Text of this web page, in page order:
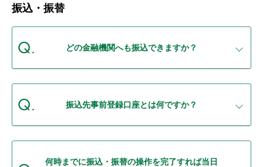
JAネットバンクトップ
セキュリティ
振込・振替
どの金融機関へも振込できますか？
振込先事前登録口座とは何ですか？
何時までに振込・振替の操作を完了すれば当日